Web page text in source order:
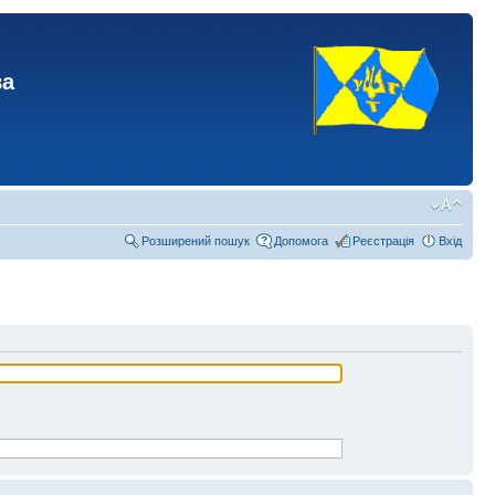
Розширений пошук Допомога Реєстрація Вхід